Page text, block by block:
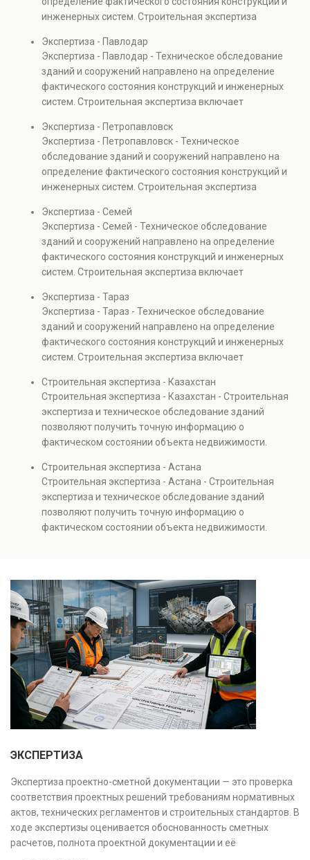
также при судебных разбирательствах и технических
проверках.
инженерных систем. Строительная экспертиза
прочности элементов и оценку эксплуатационной
безопасности. Услуга востребована при покупке
недвижимости, капитальном ремонте и реконструкции
объектов, а также при судебных разбирательствах и
технических проверках.
Экспертиза - Павлодар
Экспертиза - Павлодар - Техническое обследование
зданий и сооружений направлено на определение
фактического состояния конструкций и инженерных
систем. Строительная экспертиза включает
элементов и оценку эксплуатационной безопасности.
Услуга востребована при покупке недвижимости,
капитальном ремонте и реконструкции объектов, а
также при судебных разбирательствах и технических
проверках.
Экспертиза - Петропавловск
Экспертиза - Петропавловск - Техническое
обследование зданий и сооружений направлено на
определение фактического состояния конструкций и
инженерных систем. Строительная экспертиза
прочности элементов и оценку эксплуатационной
безопасности. Услуга востребована при покупке
недвижимости, капитальном ремонте и реконструкции
объектов, а также при судебных разбирательствах и
технических проверках.
Экспертиза - Семей
Экспертиза - Семей - Техническое обследование
зданий и сооружений направлено на определение
фактического состояния конструкций и инженерных
систем. Строительная экспертиза включает
элементов и оценку эксплуатационной безопасности.
Услуга востребована при покупке недвижимости,
капитальном ремонте и реконструкции объектов, а
также при судебных разбирательствах и технических
проверках.
Экспертиза - Тараз
Экспертиза - Тараз - Техническое обследование
зданий и сооружений направлено на определение
фактического состояния конструкций и инженерных
систем. Строительная экспертиза включает
элементов и оценку эксплуатационной безопасности.
Услуга востребована при покупке недвижимости,
капитальном ремонте и реконструкции объектов, а
также при судебных разбирательствах и технических
проверках.
Строительная экспертиза - Казахстан
Строительная экспертиза - Казахстан - Строительная
экспертиза и техническое обследование зданий
позволяют получить точную информацию о
фактическом состоянии объекта недвижимости.
инженерных систем с выявлением скрытых дефектов
и нарушений. Услуга используется для проверки
качества строительства, подготовки к реконструкции,
оценки рисков и судебных разбирательств.
Результатом является официальное техническое
Строительная экспертиза - Астана
Строительная экспертиза - Астана - Строительная
экспертиза и техническое обследование зданий
позволяют получить точную информацию о
фактическом состоянии объекта недвижимости.
качества строительства, подготовки к реконструкции,
оценки рисков и судебных разбирательств.
Результатом является официальное техническое
заключение, имеющее юридическую силу.
ЭКСПЕРТИЗА
Экспертиза проектно-сметной документации — это проверка
соответствия проектных решений требованиям нормативных
актов, технических регламентов и строительных стандартов. В
ходе экспертизы оценивается обоснованность сметных
расчетов, полнота проектной документации и её